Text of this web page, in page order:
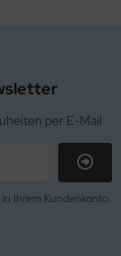
per E-Mail
Ihrem Kundenkonto